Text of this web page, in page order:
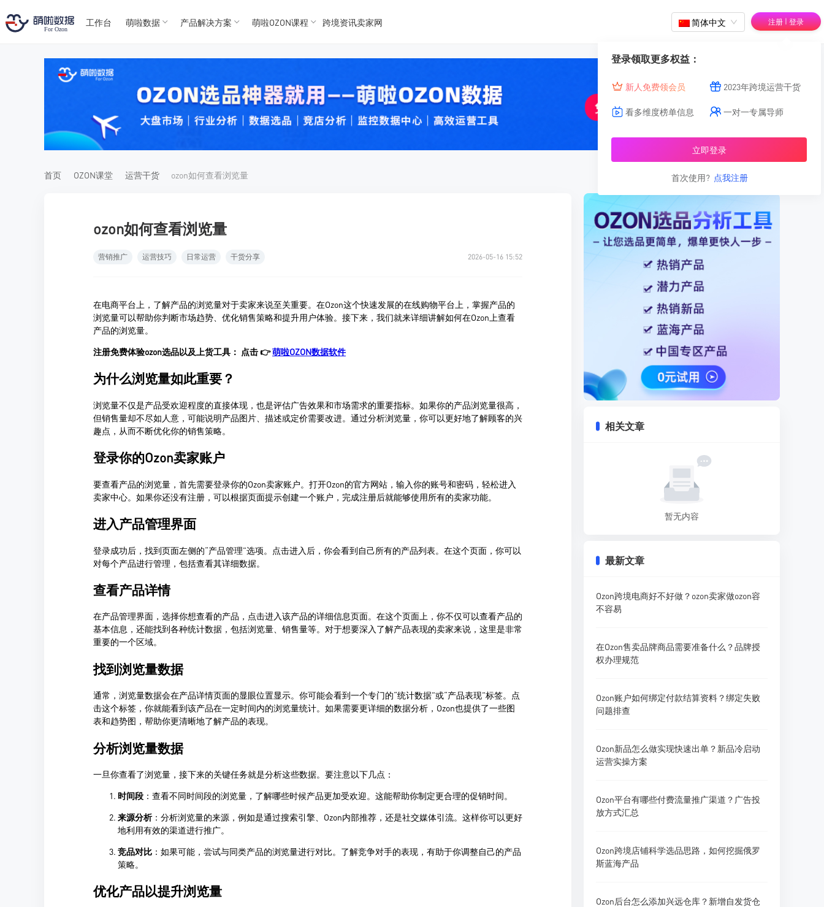
For Ozon
For OZon
TK数据
TK数据
工作台 萌啦数据 产品解决方案 萌啦OZON课程 跨境资讯卖家网 简体中文 注册 | 登录
登录领取更多权益：
新人免费领会员 2023年跨境运营干货
看多维度榜单信息 一对一专属导师
立即登录
首次使用? 点我注册
首页 OZON课堂 运营干货 ozon如何查看浏览量
ozon如何查看浏览量
营销推广 运营技巧 日常运营 干货分享 2026-05-16 15:52
相关文章
暂无内容
最新文章
Ozon跨境电商好不好做？ozon卖家做ozon容
不容易
在Ozon售卖品牌商品需要准备什么？品牌授
权办理规范
Ozon账户如何绑定付款结算资料？绑定失败
问题排查
Ozon新品怎么做实现快速出单？新品冷启动
运营实操方案
Ozon平台有哪些付费流量推广渠道？广告投
放方式汇总
Ozon跨境店铺科学选品思路，如何挖掘俄罗
斯蓝海产品
Ozon后台怎么添加兴远仓库？新增自发货仓